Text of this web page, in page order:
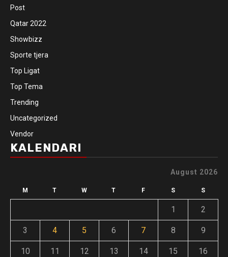
Post
Qatar 2022
Showbizz
Sporte tjera
Top Ligat
Top Tema
Trending
Uncategorized
Vendor
KALENDARI
August 2026
M T W T F S S
1 2
3 4 5 6 7 8 9
10 11 12 13 14 15 16